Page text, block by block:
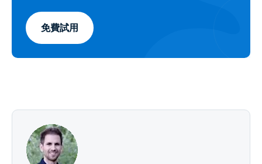
免費試用